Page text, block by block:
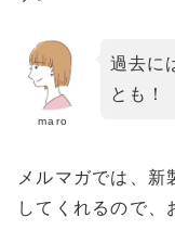
maro
過去に
とも！
メルマガでは、
してくれるので、